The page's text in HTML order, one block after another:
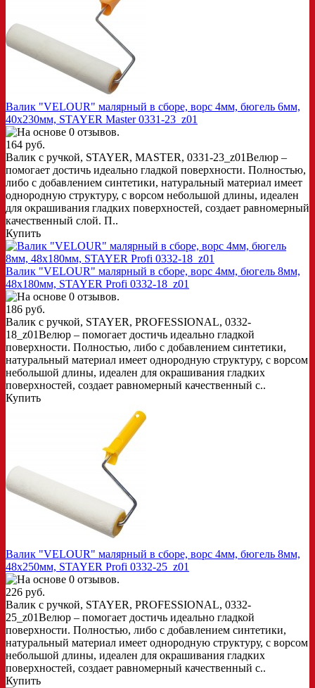
Валик "VELOUR" малярный в сборе, ворс 4мм, бюгель 6мм,
40х230мм, STAYER Master 0331-23_z01
164 руб.
Валик с ручкой, STAYER, MASTER, 0331-23_z01Велюр –
помогает достичь идеально гладкой поверхности. Полностью,
либо с добавлением синтетики, натуральный материал имеет
однородную структуру, с ворсом небольшой длины, идеален
для окрашивания гладких поверхностей, создает равномерный
качественный слой. П..
Купить
Валик "VELOUR" малярный в сборе, ворс 4мм, бюгель 8мм,
48x180мм, STAYER Profi 0332-18_z01
186 руб.
Валик с ручкой, STAYER, PROFESSIONAL, 0332-
18_z01Велюр – помогает достичь идеально гладкой
поверхности. Полностью, либо с добавлением синтетики,
натуральный материал имеет однородную структуру, с ворсом
небольшой длины, идеален для окрашивания гладких
поверхностей, создает равномерный качественный с..
Купить
Валик "VELOUR" малярный в сборе, ворс 4мм, бюгель 8мм,
48x250мм, STAYER Profi 0332-25_z01
226 руб.
Валик с ручкой, STAYER, PROFESSIONAL, 0332-
25_z01Велюр – помогает достичь идеально гладкой
поверхности. Полностью, либо с добавлением синтетики,
натуральный материал имеет однородную структуру, с ворсом
небольшой длины, идеален для окрашивания гладких
поверхностей, создает равномерный качественный с..
Купить